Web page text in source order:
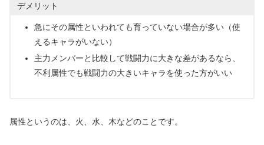
デメリット
急にその属性といわれても育っていない場合が多い（使
えるキャラがいない）
主力メンバーと比較して戦闘力に大きな差があるなら、
不利属性でも戦闘力の大きいキャラを使った方がいい
属性というのは、火、水、木などのことです。